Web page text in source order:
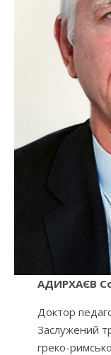
АДИРХАЄВ
Доктор
Заслужений
греко-